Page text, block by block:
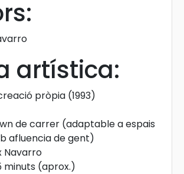
artística:
pròpia (1993)
de carrer (adaptable a espais
afluencia de gent)
Navarro
minuts (aprox.)